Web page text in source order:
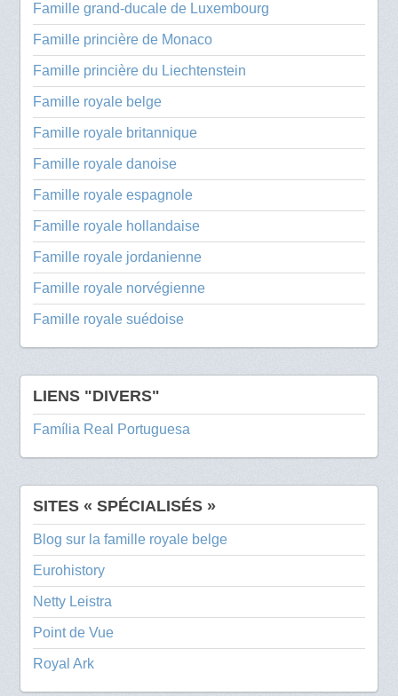
Famille grand-ducale de Luxembourg
Famille princière de Monaco
Famille princière du Liechtenstein
Famille royale belge
Famille royale britannique
Famille royale danoise
Famille royale espagnole
Famille royale hollandaise
Famille royale jordanienne
Famille royale norvégienne
Famille royale suédoise
LIENS "DIVERS"
Família Real Portuguesa
SITES « SPÉCIALISÉS »
Blog sur la famille royale belge
Eurohistory
Netty Leistra
Point de Vue
Royal Ark